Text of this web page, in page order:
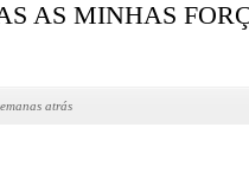
AS MINHAS
atrás